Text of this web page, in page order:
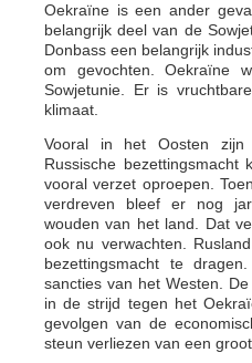
Oekraïne is een ander
belangrijk deel van de
Donbass een belangrijk
om gevochten. Oekraïne
Sowjetunie. Er is
klimaat.
Vooral in het Oosten zijn
Russische
vooral verzet oproepen.
verdreven bleef er nog
wouden van het land. Dat
ook nu verwachten.
bezettingsmacht te
sancties van het Westen.
in de strijd tegen het
gevolgen van de
steun verliezen van een